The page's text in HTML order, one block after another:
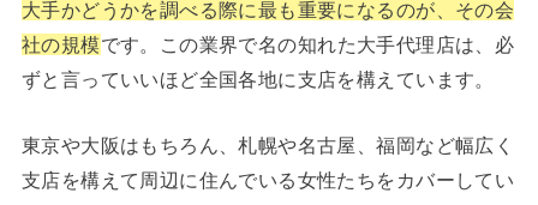
大手かどうかを調べる際に最も重要になるのが、その会
社の規模です。この業界で名の知れた大手代理店は、必
ずと言っていいほど全国各地に支店を構えています。
東京や大阪はもちろん、札幌や名古屋、福岡など幅広く
支店を構えて周辺に住んでいる女性たちをカバーしてい